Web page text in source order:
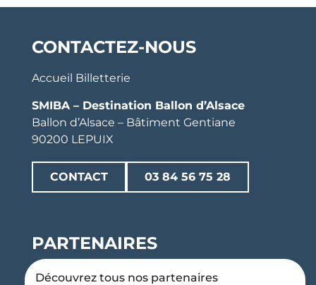
CONTACTEZ-NOUS
Accueil Billetterie
SMIBA – Destination Ballon d’Alsace
Ballon d’Alsace – Bâtiment Gentiane
90200 LEPUIX
CONTACT 03 84 56 75 28
PARTENAIRES
Découvrez tous nos partenaires